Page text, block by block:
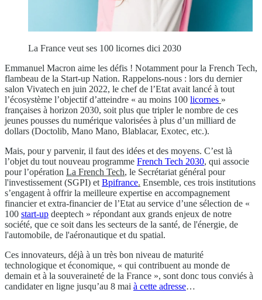
La France veut ses 100 licornes dici 2030
Emmanuel Macron aime les défis ! Notamment pour la French Tech,
flambeau de la Start-up Nation. Rappelons-nous : lors du dernier
salon Vivatech en juin 2022, le chef de l’Etat avait lancé à tout
l’écosystème l’objectif d’atteindre « au moins 100 licornes »
françaises à horizon 2030, soit plus que tripler le nombre de ces
jeunes pousses du numérique valorisées à plus d’un milliard de
dollars (Doctolib, Mano Mano, Blablacar, Exotec, etc.).
Mais, pour y parvenir, il faut des idées et des moyens. C’est là
l’objet du tout nouveau programme French Tech 2030, qui associe
pour l’opération La French Tech, le Secrétariat général pour
l'investissement (SGPI) et Bpifrance. Ensemble, ces trois institutions
s’engagent à offrir la meilleure expertise en accompagnement
financier et extra-financier de l’Etat au service d’une sélection de «
100 start-up deeptech » répondant aux grands enjeux de notre
société, que ce soit dans les secteurs de la santé, de l'énergie, de
l'automobile, de l'aéronautique et du spatial.
Ces innovateurs, déjà à un très bon niveau de maturité
technologique et économique, « qui contribuent au monde de
demain et à la souveraineté de la France », sont donc tous conviés à
candidater en ligne jusqu’au 8 mai à cette adresse…